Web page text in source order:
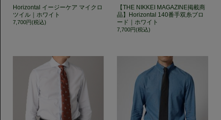
Horizontal イージーケア マイクロ
ツイル｜ホワイト
7,700円(税込)
【THE NIKKEI MAGAZINE掲載商
品】Horizontal 140番手双糸ブロ
ード｜ホワイト
7,700円(税込)